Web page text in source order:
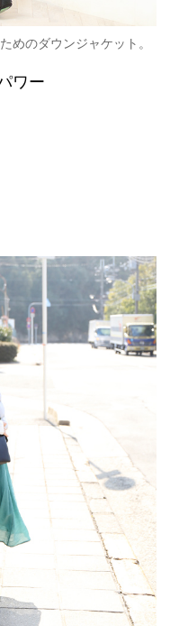
めのダウンジャケット。
ワー